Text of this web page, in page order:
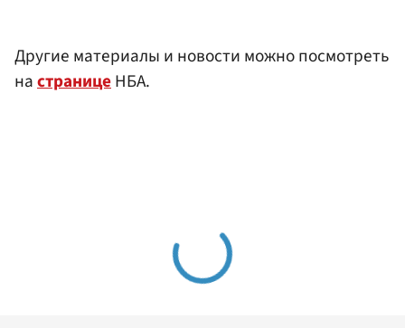
Другие материалы и новости можно посмотреть
настраницеНБА.